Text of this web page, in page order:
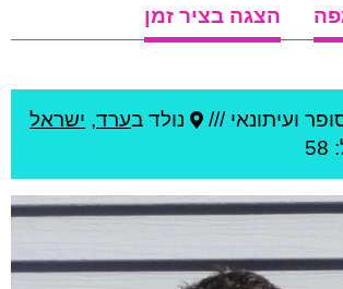
הצגה בציר זמן
ועיתונאי /// נולד בערד, ישראל